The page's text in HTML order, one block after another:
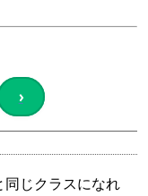
›
じクラスになれ